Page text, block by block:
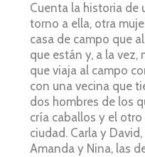
Cuenta la historia de
torno a ella, otra
casa de campo que
que están y, a la vez,
que viaja al campo
con una vecina que
dos hombres de los
cría caballos y el
ciudad. Carla y
Amanda y Nina, las